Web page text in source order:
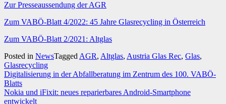
Zur Presseaussendung der AGR
Zum VABÖ-Blatt 4/2022: 45 Jahre Glasrecycling in Österreich
Zum VABÖ-Blatt 2/2021: Altglas
Posted in NewsTagged AGR, Altglas, Austria Glas Rec, Glas,
Glasrecycling
Beitragsnavigation
Digitalisierung in der Abfallberatung im Zentrum des 100. VABÖ-
Blatts
Nokia und iFixit: neues reparierbares Android-Smartphone
entwickelt